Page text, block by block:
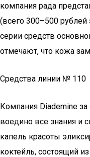
компания рада
(всего 300–500
серии средств
отмечают, что кожа
Средства линии № 110
Компания Diademine
воедино все знания и
капель красоты
коктейль, состоящий